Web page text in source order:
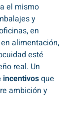
el mismo
y
en
alimentación,
esté
real. Un
incentivosque
ambición y